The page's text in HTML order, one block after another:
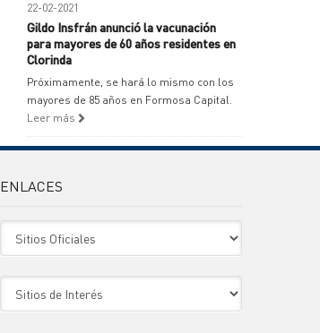
22-02-2021
Gildo Insfrán anunció la vacunación
para mayores de 60 años residentes en
Clorinda
Próximamente, se hará lo mismo con los
mayores de 85 años en Formosa Capital.
Leer más
ENLACES